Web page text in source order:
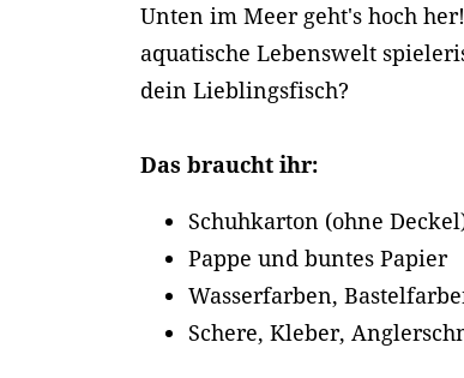
Unten im Meer geht's hoch
aquatische Lebenswelt
dein Lieblingsfisch?
Das braucht ihr:
Schuhkarton (ohne
Pappe und buntes Papier
Wasserfarben,
Schere, Kleber,